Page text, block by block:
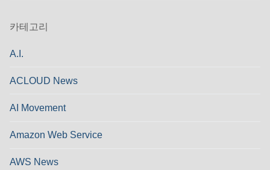
카테고리
A.I.
ACLOUD News
AI Movement
Amazon Web Service
AWS News